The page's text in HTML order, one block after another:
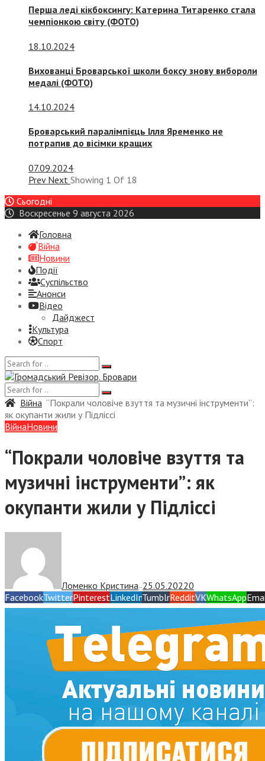
Перша леді кікбоксингу: Катерина Титаренко стала
чемпіонкою світу (ФОТО)
18.10.2024
Вихованці Броварської школи боксу знову вибороли
медалі (ФОТО)
14.10.2024
Броварський паралімпієць Ілля Яременко не
потрапив до вісімки кращих
07.09.2024
Prev Next Showing 1 Of 18
Сьогодні
Воскресенье 9 августа 2026
Головна
Війна
Новини
Події
Суспiльство
Анонси
Відео
Дайджест
Культура
Спорт
Війна “Покрали чоловіче взуття та музичні інструменти”:
як окупанти жили у Підліссі
ВійнаНовини
“Покрали чоловіче взуття та
музичні інструменти”: як
окупанти жили у Підліссі
Ломенко Кристина— 25.05.20220
FacebookTwitterPinterestLinkedInTumblrRedditVKWhatsApp